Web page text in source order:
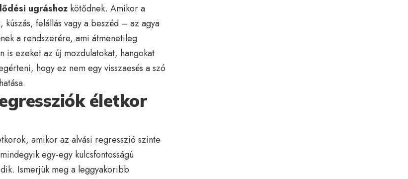
ugráshoz kötődnek. Amikor a
felállás vagy a beszéd – az agya
a rendszerére, ami átmenetileg
is ezeket az új mozdulatokat, hangokat
hogy ez nem egy visszaesés a szó
életkor
amikor az alvási regresszió szinte
egy-egy kulcsfontosságú
Ismerjük meg a leggyakoribb